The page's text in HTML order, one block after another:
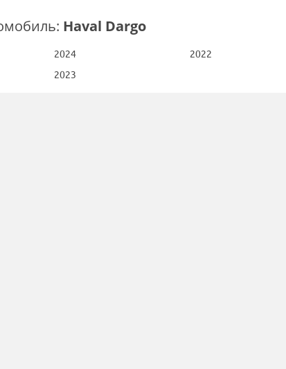
Haval Dargo
2024
2023
2022